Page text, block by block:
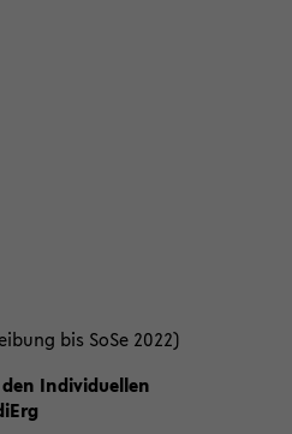
bis SoSe 2022)
Individuellen